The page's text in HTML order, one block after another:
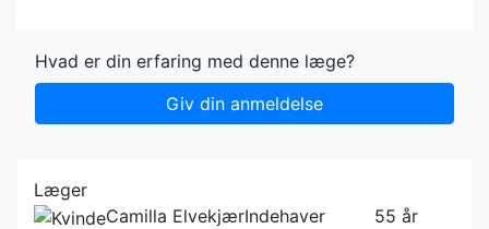
Hvad er din erfaring med denne læge?
Giv din anmeldelse
Læger
Camilla ElvekjærIndehaver
55 år